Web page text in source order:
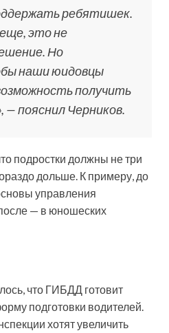
ребятишек.
это не
Но
наши юидовцы
получить
— пояснил Черников.
подростки должны не три
дольше. К примеру, до
управления
— в юношеских
что ГИБДД готовит
подготовки водителей.
хотят увеличить